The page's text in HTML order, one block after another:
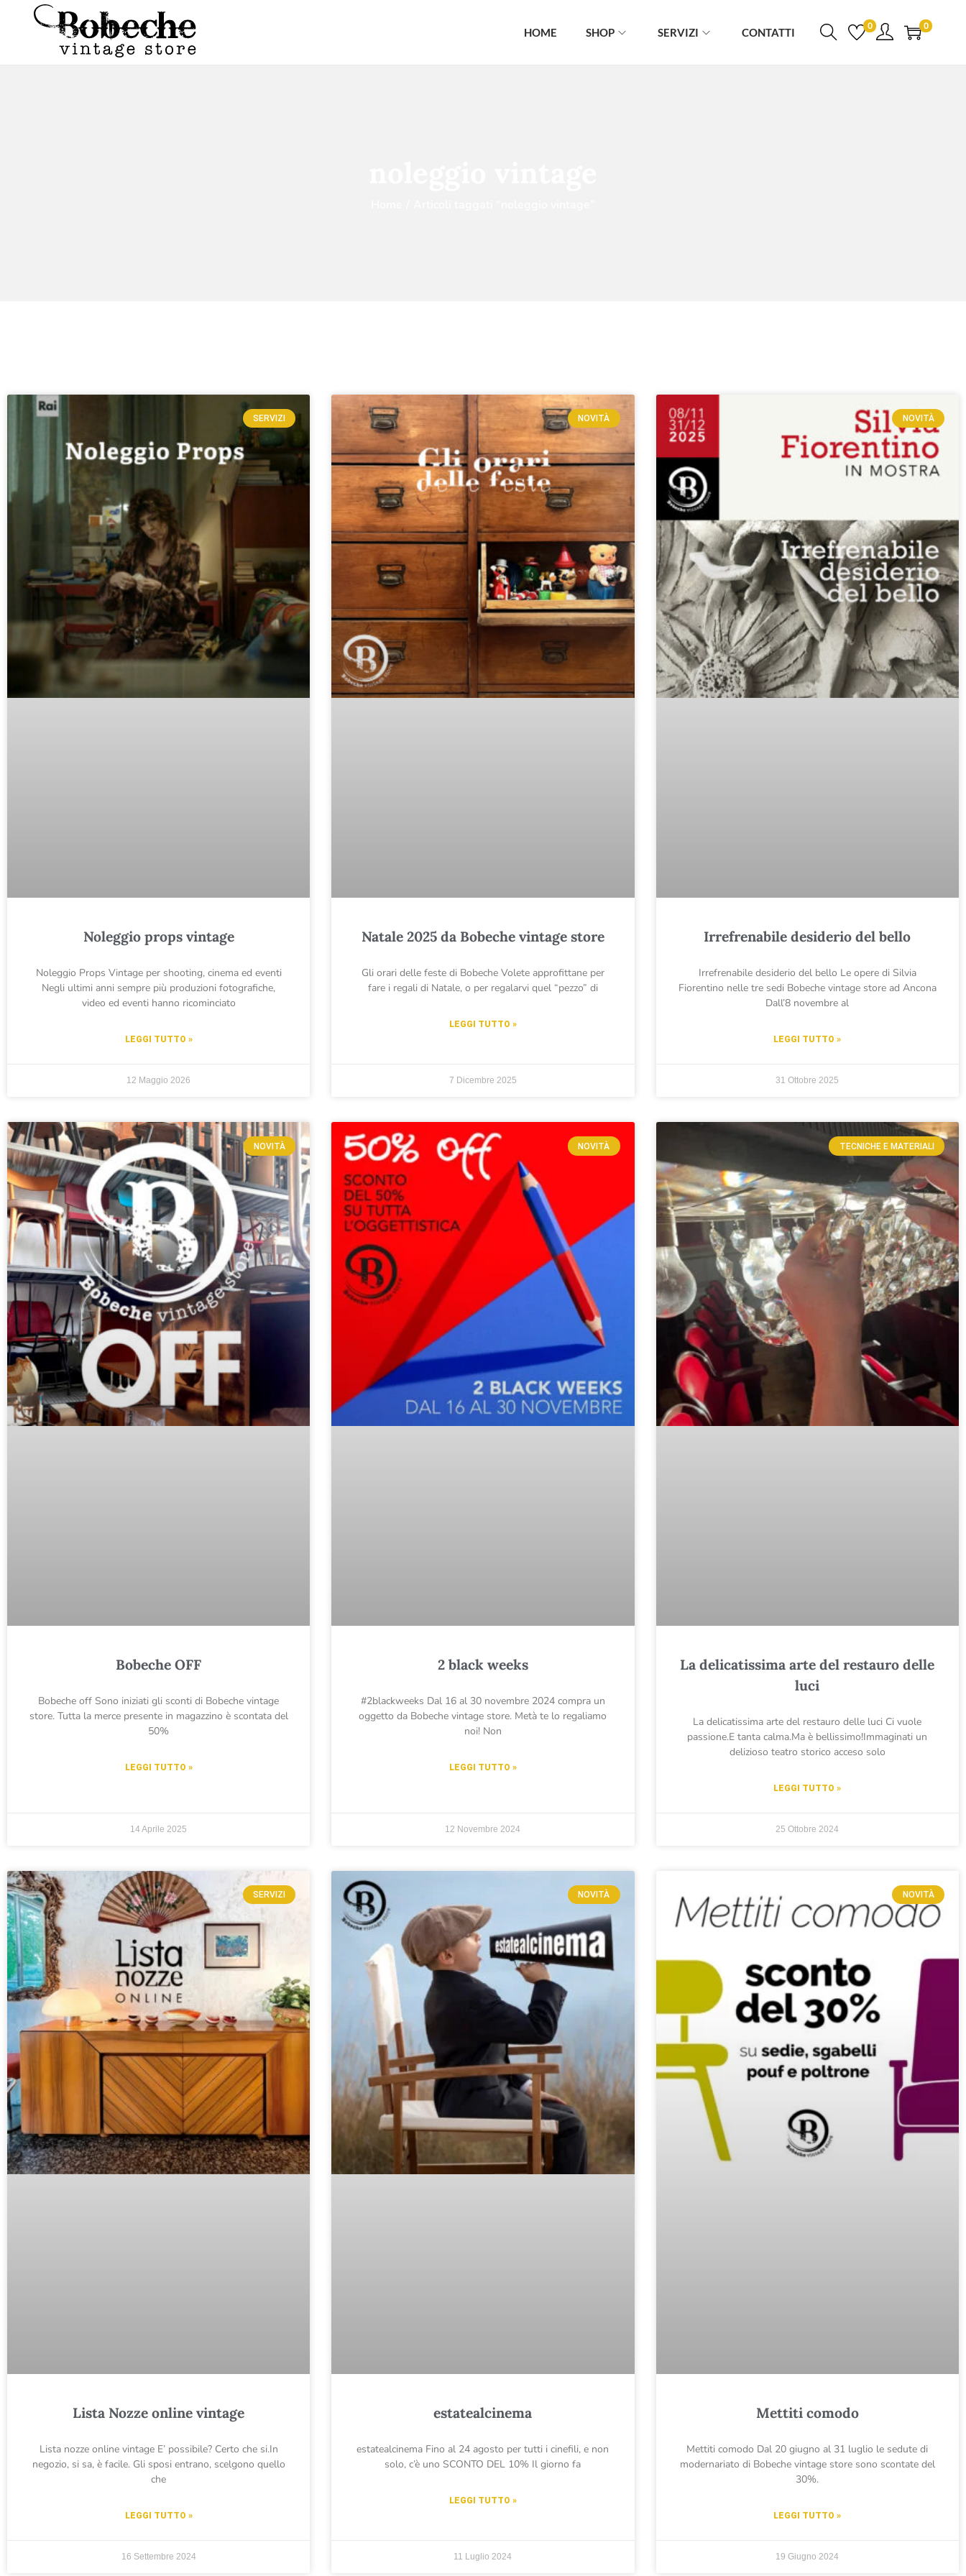
HOME SHOP SERVIZI CONTATTI 0 0
SERVIZI
Noleggio props vintage
Noleggio Props Vintage per shooting, cinema ed eventi
Negli ultimi anni sempre più produzioni fotografiche,
video ed eventi hanno ricominciato
LEGGI TUTTO »
12 Maggio 2026
NOVITÀ
Natale 2025 da Bobeche vintage store
Gli orari delle feste di Bobeche Volete approfittane per
fare i regali di Natale, o per regalarvi quel “pezzo” di
LEGGI TUTTO »
7 Dicembre 2025
NOVITÀ
Irrefrenabile desiderio del bello
Irrefrenabile desiderio del bello Le opere di Silvia
Fiorentino nelle tre sedi Bobeche vintage store ad Ancona
Dall’8 novembre al
LEGGI TUTTO »
31 Ottobre 2025
NOVITÀ
Bobeche OFF
Bobeche off Sono iniziati gli sconti di Bobeche vintage
store. Tutta la merce presente in magazzino è scontata del
50%
LEGGI TUTTO »
14 Aprile 2025
NOVITÀ
2 black weeks
#2blackweeks Dal 16 al 30 novembre 2024 compra un
oggetto da Bobeche vintage store. Metà te lo regaliamo
noi! Non
LEGGI TUTTO »
12 Novembre 2024
TECNICHE E MATERIALI
La delicatissima arte del restauro delle
luci
La delicatissima arte del restauro delle luci Ci vuole
passione.E tanta calma.Ma è bellissimo!Immaginati un
delizioso teatro storico acceso solo
LEGGI TUTTO »
25 Ottobre 2024
SERVIZI
Lista Nozze online vintage
Lista nozze online vintage E’ possibile? Certo che si.In
negozio, si sa, è facile. Gli sposi entrano, scelgono quello
che
LEGGI TUTTO »
16 Settembre 2024
NOVITÀ
estatealcinema
estatealcinema Fino al 24 agosto per tutti i cinefili, e non
solo, c’è uno SCONTO DEL 10% Il giorno fa
LEGGI TUTTO »
11 Luglio 2024
NOVITÀ
Mettiti comodo
Mettiti comodo Dal 20 giugno al 31 luglio le sedute di
modernariato di Bobeche vintage store sono scontate del
30%.
LEGGI TUTTO »
19 Giugno 2024